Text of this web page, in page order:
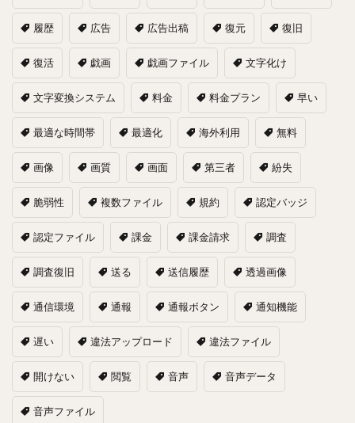
履歴 広告 広告出稿 復元 復旧
復活 戯画 戯画ファイル 文字化け
文字変換システム 料金 料金プラン 早い
最適な時間帯 最適化 海外利用 無料
画像 画質 画面 第三者 紛失
脆弱性 複数ファイル 規約 認定バッジ
認定ファイル 課金 課金請求 調査
調査復旧 送る 送信履歴 透過画像
通信環境 通報 通報ボタン 通知機能
遅い 違法アップロード 違法ファイル
開けない 閲覧 音声 音声データ
音声ファイル